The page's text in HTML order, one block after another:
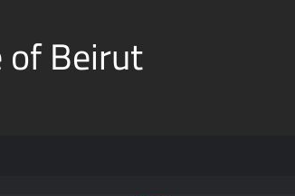
of Beirut